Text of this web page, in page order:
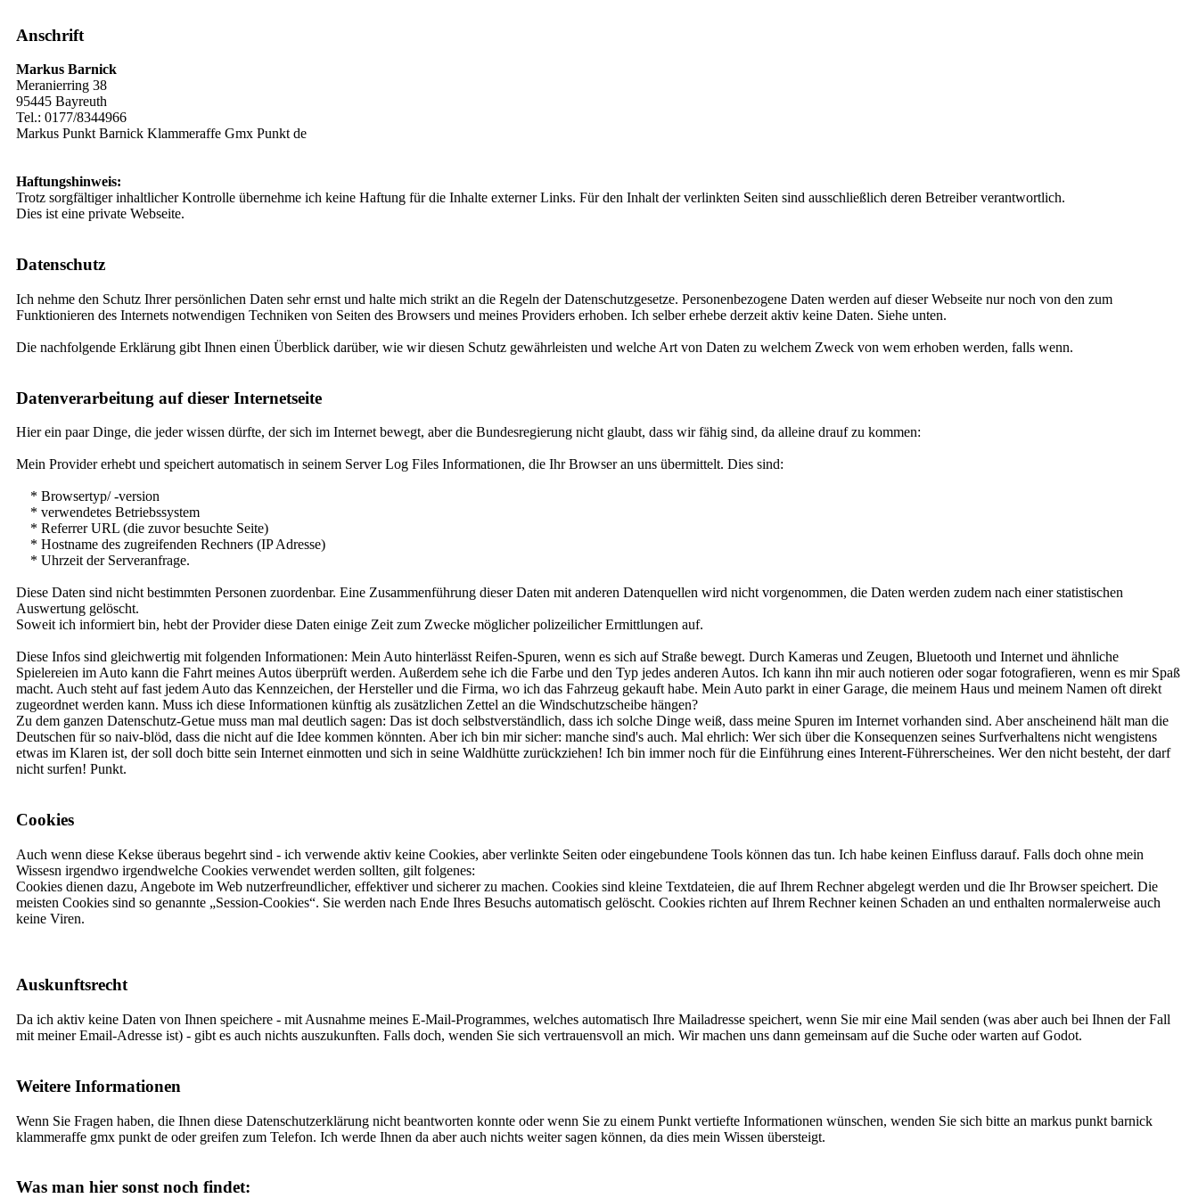
Anschrift
Markus Barnick
Meranierring 38
95445 Bayreuth
Tel.: 0177/8344966
Markus Punkt Barnick Klammeraffe Gmx Punkt de
Haftungshinweis:
Trotz sorgfältiger inhaltlicher Kontrolle übernehme ich keine Haftung für die Inhalte externer Links. Für den Inhalt der verlinkten Seiten sind ausschließlich deren Betreiber verantwortlich.
Dies ist eine private Webseite.
Datenschutz
Ich nehme den Schutz Ihrer persönlichen Daten sehr ernst und halte mich strikt an die Regeln der Datenschutzgesetze. Personenbezogene Daten werden auf dieser Webseite nur noch von den zum
Funktionieren des Internets notwendigen Techniken von Seiten des Browsers und meines Providers erhoben. Ich selber erhebe derzeit aktiv keine Daten. Siehe unten.
Die nachfolgende Erklärung gibt Ihnen einen Überblick darüber, wie wir diesen Schutz gewährleisten und welche Art von Daten zu welchem Zweck von wem erhoben werden, falls wenn.
Datenverarbeitung auf dieser Internetseite
Hier ein paar Dinge, die jeder wissen dürfte, der sich im Internet bewegt, aber die Bundesregierung nicht glaubt, dass wir fähig sind, da alleine drauf zu kommen:
Mein Provider erhebt und speichert automatisch in seinem Server Log Files Informationen, die Ihr Browser an uns übermittelt. Dies sind:
* Browsertyp/ -version
* verwendetes Betriebssystem
* Referrer URL (die zuvor besuchte Seite)
* Hostname des zugreifenden Rechners (IP Adresse)
* Uhrzeit der Serveranfrage.
Diese Daten sind nicht bestimmten Personen zuordenbar. Eine Zusammenführung dieser Daten mit anderen Datenquellen wird nicht vorgenommen, die Daten werden zudem nach einer statistischen
Auswertung gelöscht.
Soweit ich informiert bin, hebt der Provider diese Daten einige Zeit zum Zwecke möglicher polizeilicher Ermittlungen auf.
Diese Infos sind gleichwertig mit folgenden Informationen: Mein Auto hinterlässt Reifen-Spuren, wenn es sich auf Straße bewegt. Durch Kameras und Zeugen, Bluetooth und Internet und ähnliche
Spielereien im Auto kann die Fahrt meines Autos überprüft werden. Außerdem sehe ich die Farbe und den Typ jedes anderen Autos. Ich kann ihn mir auch notieren oder sogar fotografieren, wenn es mir Spaß
macht. Auch steht auf fast jedem Auto das Kennzeichen, der Hersteller und die Firma, wo ich das Fahrzeug gekauft habe. Mein Auto parkt in einer Garage, die meinem Haus und meinem Namen oft direkt
zugeordnet werden kann. Muss ich diese Informationen künftig als zusätzlichen Zettel an die Windschutzscheibe hängen?
Zu dem ganzen Datenschutz-Getue muss man mal deutlich sagen: Das ist doch selbstverständlich, dass ich solche Dinge weiß, dass meine Spuren im Internet vorhanden sind. Aber anscheinend hält man die
Deutschen für so naiv-blöd, dass die nicht auf die Idee kommen könnten. Aber ich bin mir sicher: manche sind's auch. Mal ehrlich: Wer sich über die Konsequenzen seines Surfverhaltens nicht wengistens
etwas im Klaren ist, der soll doch bitte sein Internet einmotten und sich in seine Waldhütte zurückziehen! Ich bin immer noch für die Einführung eines Interent-Führerscheines. Wer den nicht besteht, der darf
nicht surfen! Punkt.
Cookies
Auch wenn diese Kekse überaus begehrt sind - ich verwende aktiv keine Cookies, aber verlinkte Seiten oder eingebundene Tools können das tun. Ich habe keinen Einfluss darauf. Falls doch ohne mein
Wissesn irgendwo irgendwelche Cookies verwendet werden sollten, gilt folgenes:
Cookies dienen dazu, Angebote im Web nutzerfreundlicher, effektiver und sicherer zu machen. Cookies sind kleine Textdateien, die auf Ihrem Rechner abgelegt werden und die Ihr Browser speichert. Die
meisten Cookies sind so genannte „Session-Cookies“. Sie werden nach Ende Ihres Besuchs automatisch gelöscht. Cookies richten auf Ihrem Rechner keinen Schaden an und enthalten normalerweise auch
keine Viren.
Auskunftsrecht
Da ich aktiv keine Daten von Ihnen speichere - mit Ausnahme meines E-Mail-Programmes, welches automatisch Ihre Mailadresse speichert, wenn Sie mir eine Mail senden (was aber auch bei Ihnen der Fall
mit meiner Email-Adresse ist) - gibt es auch nichts auszukunften. Falls doch, wenden Sie sich vertrauensvoll an mich. Wir machen uns dann gemeinsam auf die Suche oder warten auf Godot.
Weitere Informationen
Wenn Sie Fragen haben, die Ihnen diese Datenschutzerklärung nicht beantworten konnte oder wenn Sie zu einem Punkt vertiefte Informationen wünschen, wenden Sie sich bitte an markus punkt barnick
klammeraffe gmx punkt de oder greifen zum Telefon. Ich werde Ihnen da aber auch nichts weiter sagen können, da dies mein Wissen übersteigt.
Was man hier sonst noch findet: